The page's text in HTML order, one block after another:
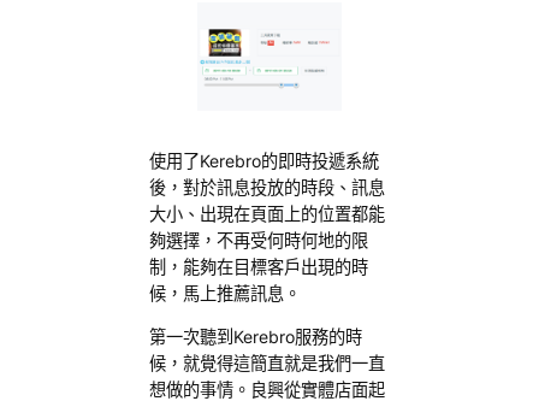
使用了Kerebro的即時投遞系統
後，對於訊息投放的時段、訊息
大小、出現在頁面上的位置都能
夠選擇，不再受何時何地的限
制，能夠在目標客戶出現的時
候，馬上推薦訊息。
第一次聽到Kerebro服務的時
候，就覺得這簡直就是我們一直
想做的事情。良興從實體店面起